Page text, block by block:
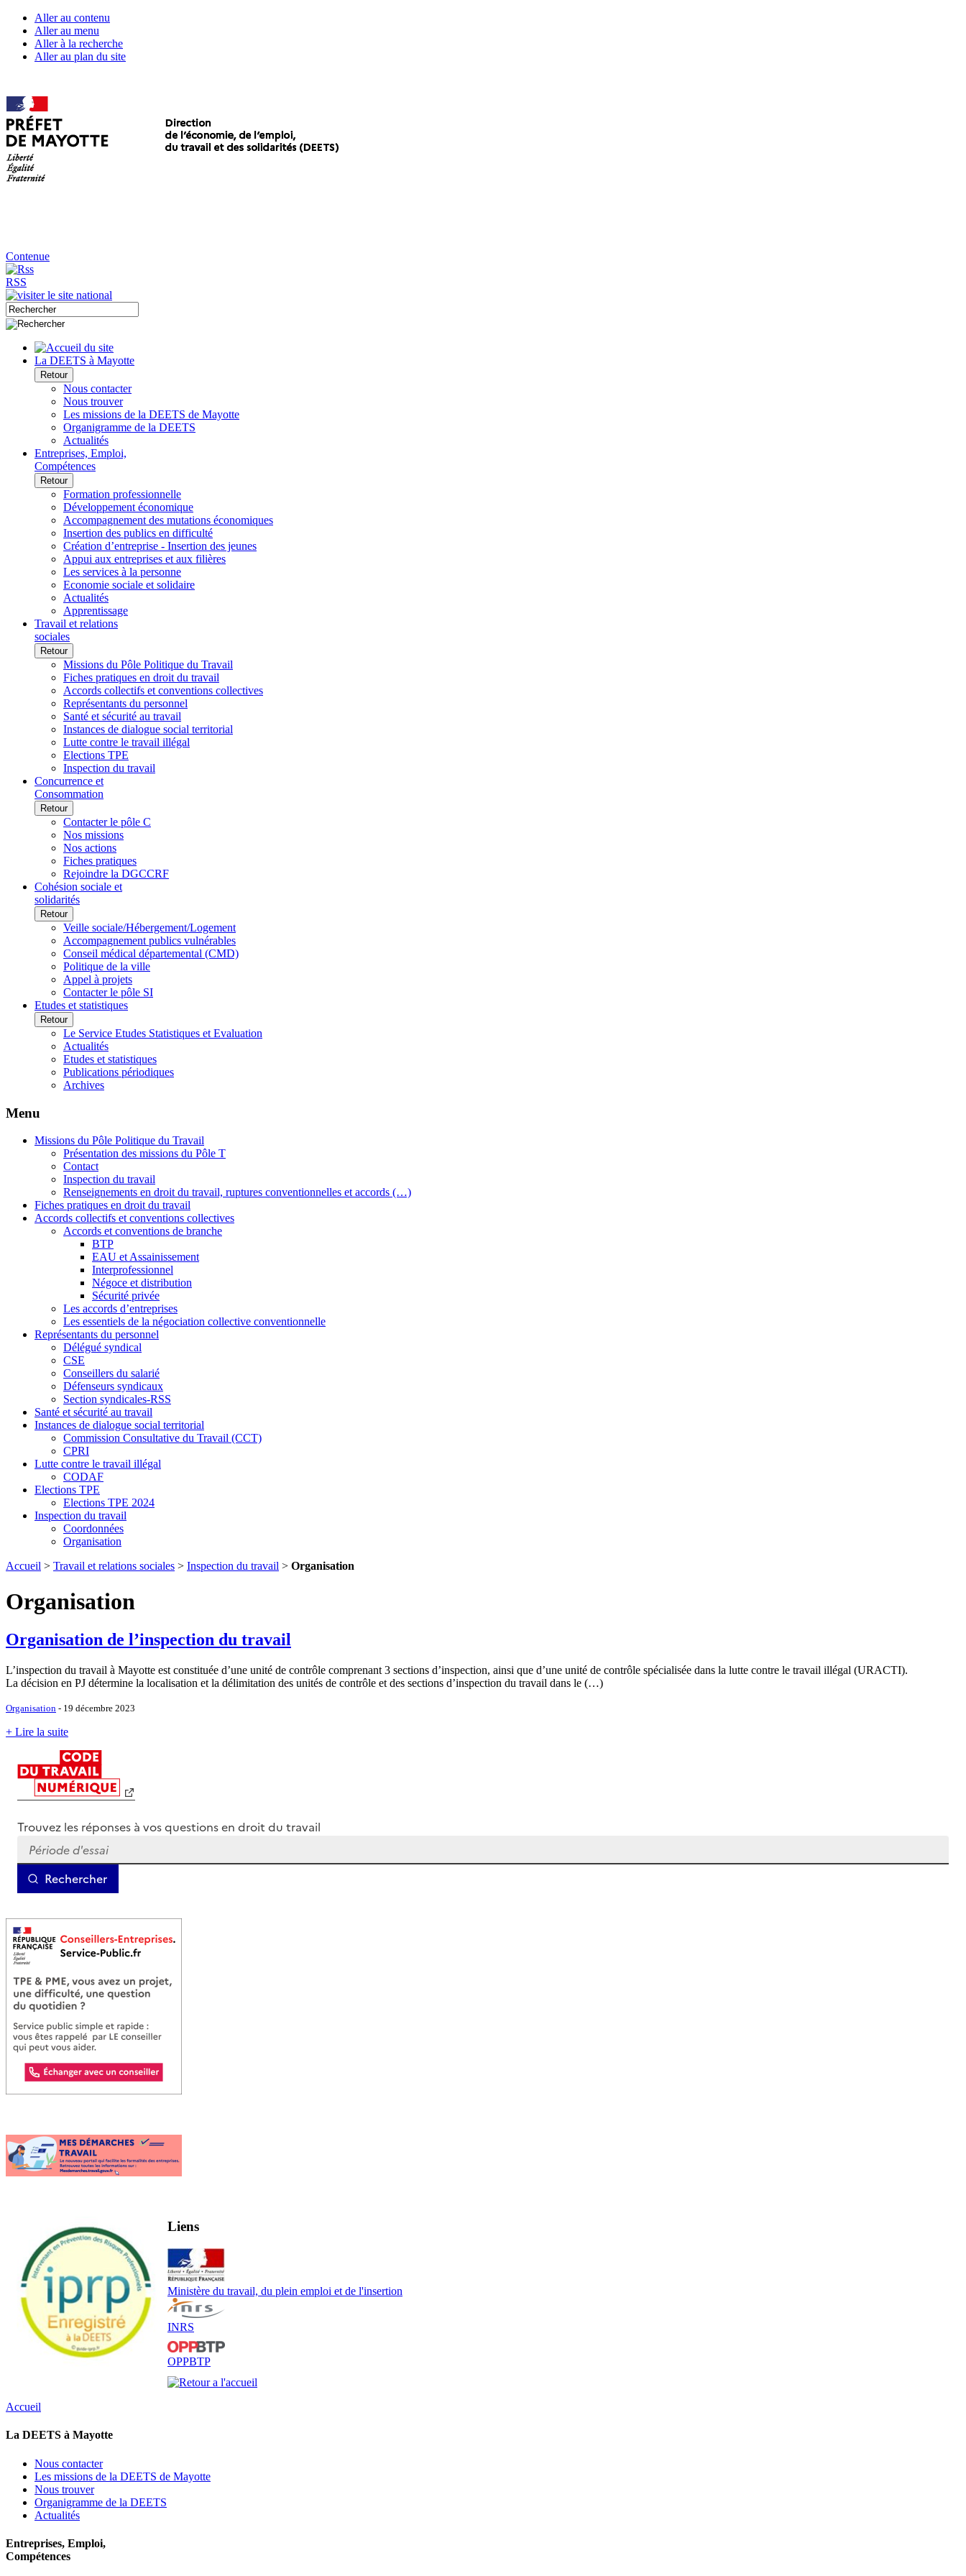
Aller au contenu
Aller au menu
Aller à la recherche
Aller au plan du site
Contenue
RSS
La DEETS à Mayotte
Retour
Nous contacter
Nous trouver
Les missions de la DEETS de Mayotte
Organigramme de la DEETS
Actualités
Entreprises, Emploi,
Compétences
Retour
Formation professionnelle
Développement économique
Accompagnement des mutations économiques
Insertion des publics en difficulté
Création d’entreprise - Insertion des jeunes
Appui aux entreprises et aux filières
Les services à la personne
Economie sociale et solidaire
Actualités
Apprentissage
Travail et relations
sociales
Retour
Missions du Pôle Politique du Travail
Fiches pratiques en droit du travail
Accords collectifs et conventions collectives
Représentants du personnel
Santé et sécurité au travail
Instances de dialogue social territorial
Lutte contre le travail illégal
Elections TPE
Inspection du travail
Concurrence et
Consommation
Retour
Contacter le pôle C
Nos missions
Nos actions
Fiches pratiques
Rejoindre la DGCCRF
Cohésion sociale et
solidarités
Retour
Veille sociale/Hébergement/Logement
Accompagnement publics vulnérables
Conseil médical départemental (CMD)
Politique de la ville
Appel à projets
Contacter le pôle SI
Etudes et statistiques
Retour
Le Service Etudes Statistiques et Evaluation
Actualités
Etudes et statistiques
Publications périodiques
Archives
Menu
Missions du Pôle Politique du Travail
Présentation des missions du Pôle T
Contact
Inspection du travail
Renseignements en droit du travail, ruptures conventionnelles et accords (…)
Fiches pratiques en droit du travail
Accords collectifs et conventions collectives
Accords et conventions de branche
BTP
EAU et Assainissement
Interprofessionnel
Négoce et distribution
Sécurité privée
Les accords d’entreprises
Les essentiels de la négociation collective conventionnelle
Représentants du personnel
Délégué syndical
CSE
Conseillers du salarié
Défenseurs syndicaux
Section syndicales-RSS
Santé et sécurité au travail
Instances de dialogue social territorial
Commission Consultative du Travail (CCT)
CPRI
Lutte contre le travail illégal
CODAF
Elections TPE
Elections TPE 2024
Inspection du travail
Coordonnées
Organisation
Accueil > Travail et relations sociales > Inspection du travail > Organisation
Organisation
Organisation de l’inspection du travail
L’inspection du travail à Mayotte est constituée d’une unité de contrôle comprenant 3 sections d’inspection, ainsi que d’une unité de contrôle spécialisée dans la lutte contre le travail illégal (URACTI).
La décision en PJ détermine la localisation et la délimitation des unités de contrôle et des sections d’inspection du travail dans le (…)
Organisation - 19 décembre 2023
+ Lire la suite
Liens
Ministère du travail, du plein emploi et de l'insertion
INRS
OPPBTP
Accueil
La DEETS à Mayotte
Nous contacter
Les missions de la DEETS de Mayotte
Nous trouver
Organigramme de la DEETS
Actualités
Entreprises, Emploi,
Compétences